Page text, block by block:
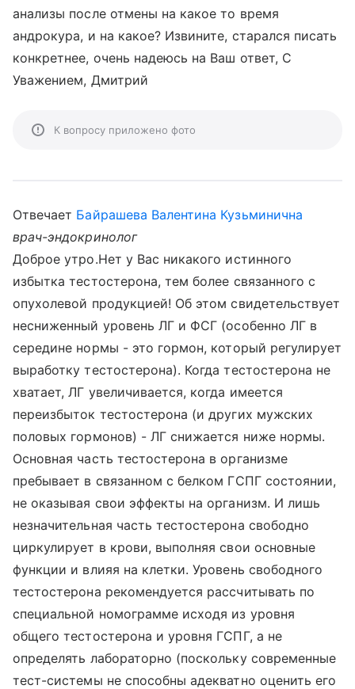
анализы после отмены на какое то время
андрокура, и на какое? Извините, старался писать
конкретнее, очень надеюсь на Ваш ответ, С
Уважением, Дмитрий
К вопросу приложено фото
Отвечает Байрашева Валентина Кузьминична
врач-эндокринолог
Доброе утро.Нет у Вас никакого истинного
избытка тестостерона, тем более связанного с
опухолевой продукцией! Об этом свидетельствует
несниженный уровень ЛГ и ФСГ (особенно ЛГ в
середине нормы - это гормон, который регулирует
выработку тестостерона). Когда тестостерона не
хватает, ЛГ увеличивается, когда имеется
переизбыток тестостерона (и других мужских
половых гормонов) - ЛГ снижается ниже нормы.
Основная часть тестостерона в организме
пребывает в связанном с белком ГСПГ состоянии,
не оказывая свои эффекты на организм. И лишь
незначительная часть тестостерона свободно
циркулирует в крови, выполняя свои основные
функции и влияя на клетки. Уровень свободного
тестостерона рекомендуется рассчитывать по
специальной номограмме исходя из уровня
общего тестостерона и уровня ГСПГ, а не
определять лабораторно (поскольку современные
тест-системы не способны адекватно оценить его